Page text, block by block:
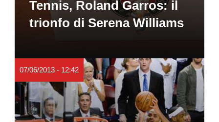
Tennis, Roland Garros: il
trionfo di Serena Williams
07/06/2013 - 12:42